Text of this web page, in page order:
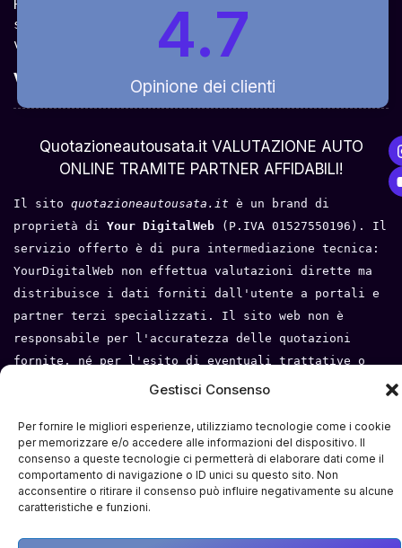
Gestisci Consenso
Per fornire le migliori esperienze, utilizziamo tecnologie come i cookie
per memorizzare e/o accedere alle informazioni del dispositivo. Il
consenso a queste tecnologie ci permetterà di elaborare dati come il
comportamento di navigazione o ID unici su questo sito. Non
acconsentire o ritirare il consenso può influire negativamente su alcune
caratteristiche e funzioni.
Ricevi la quotazione dai vari partner e potrai
sceglierla come venderla in modo sicuro,
veloce e rapido!
Valuta Per ModelloOpinione dei clienti
4.7
Quotazioneautousata.it VALUTAZIONE AUTO
ONLINE TRAMITE PARTNER AFFIDABILI!
Il sito quotazioneautousata.it è un brand di
proprietà di Your DigitalWeb
(P.IVA 01527550196). Il
servizio offerto è di pura intermediazione tecnica:
YourDigitalWeb non effettua valutazioni dirette ma
distribuisce i dati forniti dall'utente a portali e
partner terzi specializzati. Il sito web non è
responsabile per l'accuratezza delle quotazioni
fornite, né per l'esito di eventuali trattative o
compravendite tra l'utente e i terzi. Tutti i loghi
Privacy Policy - Cookie Policy - Condizioni del
servizio - Mappa del sito